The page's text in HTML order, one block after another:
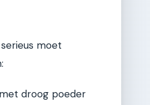
moet
droog poeder